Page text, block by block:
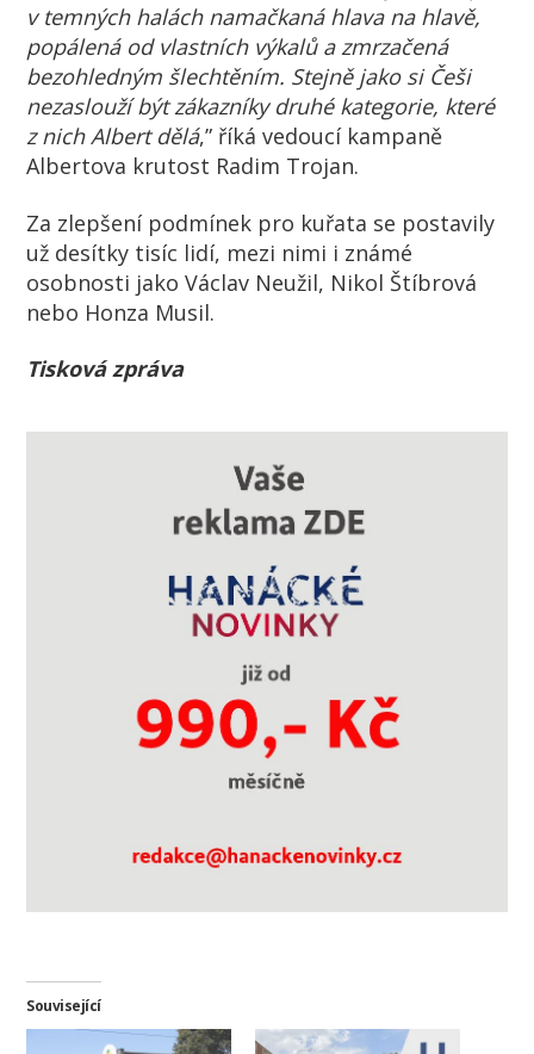
v temných halách namačkaná hlava na hlavě,
popálená od vlastních výkalů a zmrzačená
bezohledným šlechtěním. Stejně jako si Češi
nezaslouží být zákazníky druhé kategorie, které
z nich Albert dělá,” říká vedoucí kampaně
Albertova krutost Radim Trojan.
Za zlepšení podmínek pro kuřata se postavily
už desítky tisíc lidí, mezi nimi i známé
osobnosti jako Václav Neužil, Nikol Štíbrová
nebo Honza Musil.
Tisková zpráva
Související